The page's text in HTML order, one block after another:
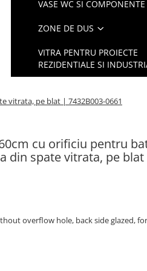
VASE WC SI COMPONENTE
ZONE DE DUS
VITRA PENTRU PROIECTE
REZIDENTIALE SI
vitrata, pe blat | 7432B003-0661
cu orificiu pentru
din spate vitrata, pe
overflow hole, back side glazed,